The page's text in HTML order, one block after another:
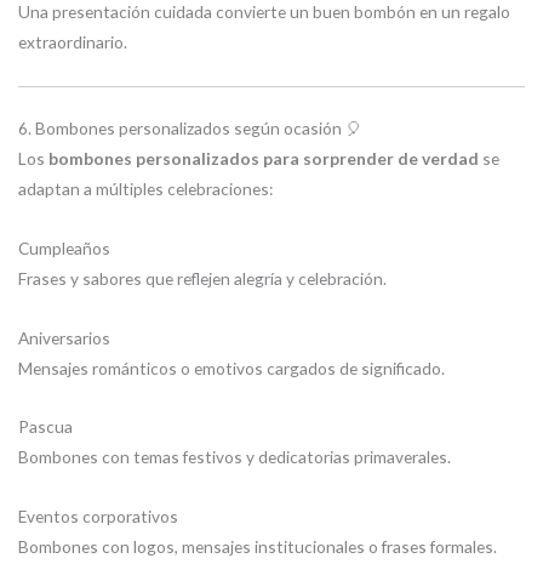
Una presentación cuidada convierte un buen bombón en un regalo
extraordinario.
6. Bombones personalizados según ocasión 🎈
Los bombones personalizados para sorprender de verdad se
adaptan a múltiples celebraciones:
Cumpleaños
Frases y sabores que reflejen alegría y celebración.
Aniversarios
Mensajes románticos o emotivos cargados de significado.
Pascua
Bombones con temas festivos y dedicatorias primaverales.
Eventos corporativos
Bombones con logos, mensajes institucionales o frases formales.